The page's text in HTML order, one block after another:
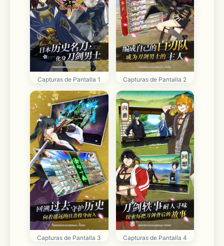
Capturas de Pantalla 1 Capturas de Pantalla 2
Capturas de Pantalla 3 Capturas de Pantalla 4